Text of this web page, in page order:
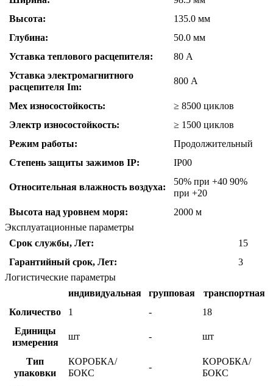
Высота:
135.0 мм
Глубина:
50.0 мм
Уставка теплового расцепителя:
80 А
Уставка электромагнитного
расцепителя Im:
800 А
Мех износостойкость:
≥ 8500 циклов
Электр износостойкость:
≥ 1500 циклов
Режим работы:
Продолжительный
Степень защиты зажимов IP:
IP00
Относительная влажность воздуха:
50% при +40 90%
при +20
Высота над уровнем моря:
2000 м
Эксплуатационные параметры
Срок службы, Лет:
15
Гарантийный срок, Лет:
3
Логистические параметры
индивидуальная
групповая
транспортная
Количество
1 -
18
Единицы
измерения
шт - шт
Тип
упаковки
КОРОБКА/
БОКС
-
КОРОБКА/
БОКС